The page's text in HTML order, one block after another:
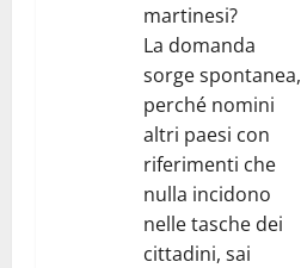
martinesi?
La domanda
sorge spontanea,
perché nomini
altri paesi con
riferimenti che
nulla incidono
nelle tasche dei
cittadini, sai